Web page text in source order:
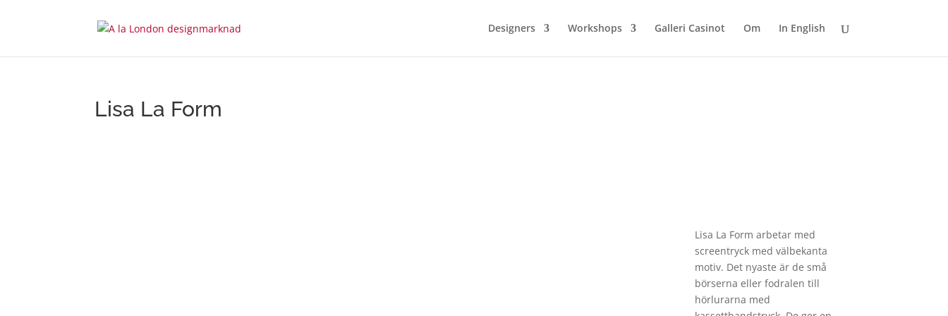
Designers Workshops Galleri Casinot Om In English
Lisa La Form
Lisa La Form arbetar med
screentryck med välbekanta
motiv. Det nyaste är de små
börserna eller fodralen till
hörlurarna med